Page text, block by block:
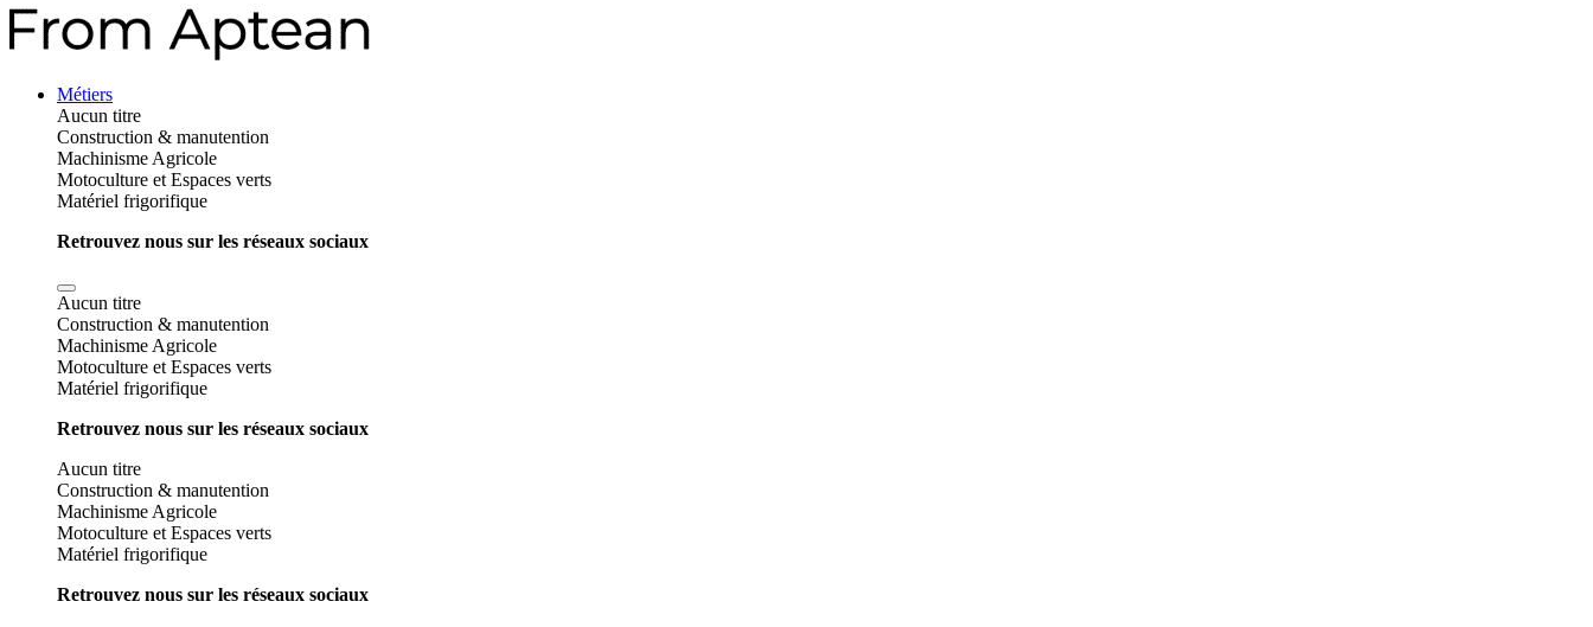
Métiers
Aucun titre
Construction & manutention
Machinisme Agricole
Motoculture et Espaces verts
Matériel frigorifique
Retrouvez nous sur les réseaux sociaux
Aucun titre
Construction & manutention
Machinisme Agricole
Motoculture et Espaces verts
Matériel frigorifique
Retrouvez nous sur les réseaux sociaux
Aucun titre
Construction & manutention
Machinisme Agricole
Motoculture et Espaces verts
Matériel frigorifique
Retrouvez nous sur les réseaux sociaux